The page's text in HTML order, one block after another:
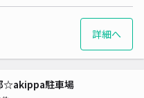
詳細へ
☆akippa駐車場